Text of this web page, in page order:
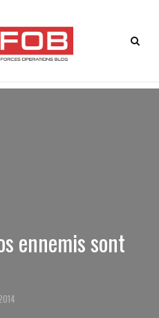
ennemis sont